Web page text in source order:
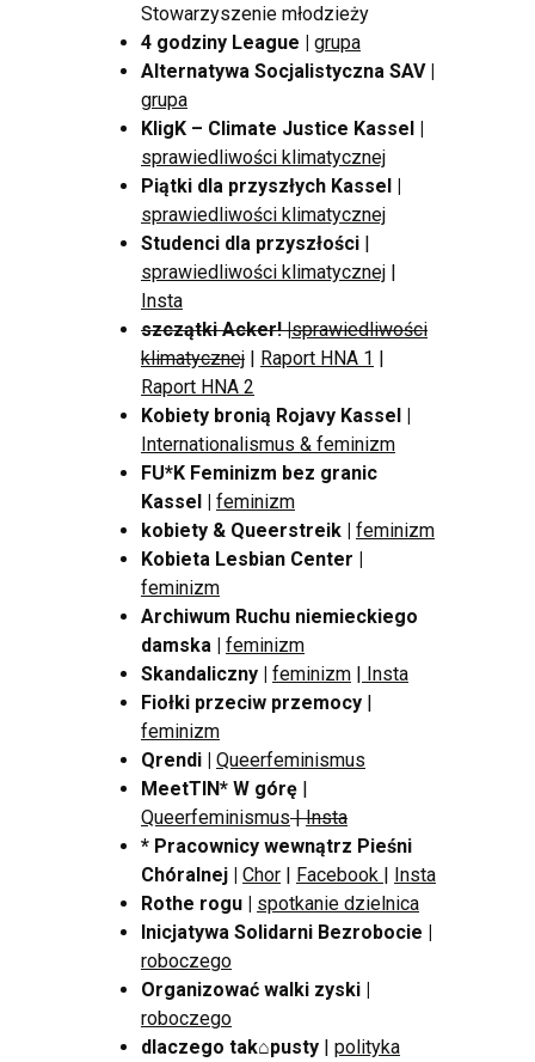
Stowarzyszenie młodzieży
4 godziny League | grupa
Alternatywa Socjalistyczna SAV |
grupa
KligK – Climate Justice Kassel |
sprawiedliwości klimatycznej
Piątki dla przyszłych Kassel |
sprawiedliwości klimatycznej
Studenci dla przyszłości |
sprawiedliwości klimatycznej |
Insta
szczątki Acker!|sprawiedliwości
klimatycznej | Raport HNA 1 |
Raport HNA 2
Kobiety bronią Rojavy Kassel |
Internationalismus & feminizm
FU*K Feminizm bez granic
Kassel | feminizm
kobiety & Queerstreik | feminizm
Kobieta Lesbian Center |
feminizm
Archiwum Ruchu niemieckiego
damska | feminizm
Skandaliczny | feminizm | Insta
Fiołki przeciw przemocy |
feminizm
Qrendi | Queerfeminismus
MeetTIN* W górę |
Queerfeminismus|Insta
* Pracownicy wewnątrz Pieśni
Chóralnej | Chor | Facebook | Insta
Rothe rogu | spotkanie dzielnica
Inicjatywa Solidarni Bezrobocie |
roboczego
Organizować walki zyski |
roboczego
dlaczego tak⌂pusty | polityka